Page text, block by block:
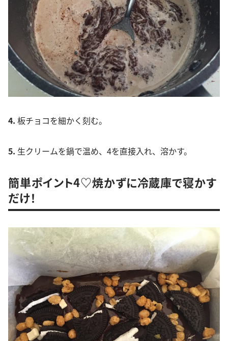
4. 板チョコを細かく刻む。
5. 生クリームを鍋で温め、4を直接入れ、溶かす。
簡単ポイント4♡焼かずに冷蔵庫で寝かす
だけ！